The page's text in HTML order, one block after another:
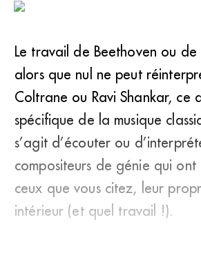
Le travail de Beethoven ou de
alors que nul ne peut
Coltrane ou Ravi Shankar, ce
spécifique de la musique
s’agit d’écouter ou
compositeurs de génie qui ont
ceux que vous citez, leur
intérieur (et quel travail !).